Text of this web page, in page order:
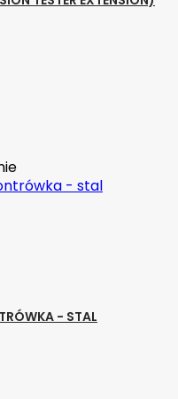
- STAL